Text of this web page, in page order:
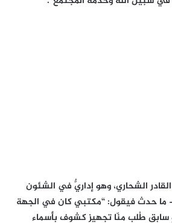
الشحاري، وهو إداريٌّ في الشئون
ما حدث فيقول: “مكتبي كان في الجهة
سابق طُلب منّا تجهيز كشوف بأسماء